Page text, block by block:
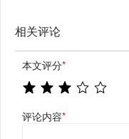
相关评论
本文评分*
评论内容*